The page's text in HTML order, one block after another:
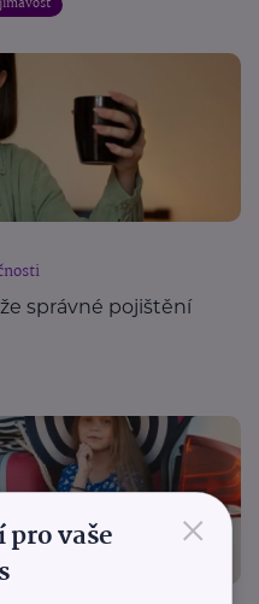
správné pojištění
×
vaše